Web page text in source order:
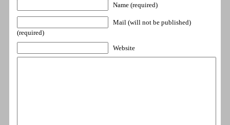
Name (required)
Mail (will not be published)
(required)
Website